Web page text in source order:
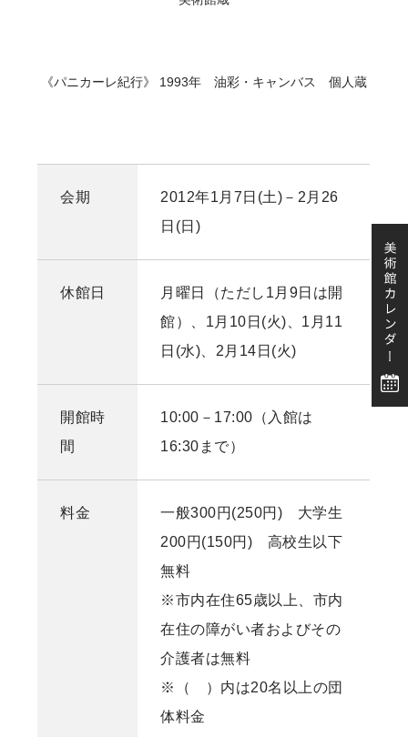
《パニカーレ紀行》 1993年 油彩・キャンバス 個人蔵
会期
2012年1月7日(土)－2月26
日(日)
休館日
月曜日（ただし1月9日は開
館）、1月10日(火)、1月11
日(水)、2月14日(火)
開館時
間
10:00－17:00（入館は
16:30まで）
料金
一般300円(250円) 大学生
200円(150円) 高校生以下
無料
※市内在住65歳以上、市内
在住の障がい者およびその
介護者は無料
※（ ）内は20名以上の団
体料金